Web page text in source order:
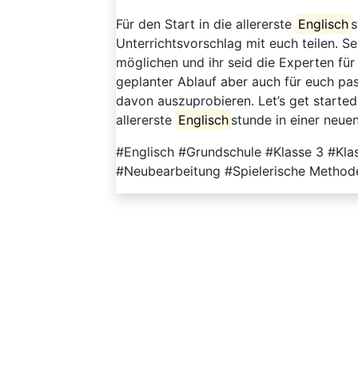
Für den Start in die allererste Englisch
Unterrichtsvorschlag mit euch teilen.
möglichen und ihr seid die Experten
geplanter Ablauf aber auch für euch
davon auszuprobieren. Let’s get
allererste Englisch stunde in einer
#Englisch #Grundschule #Klasse 3
#Neubearbeitung #Spielerische